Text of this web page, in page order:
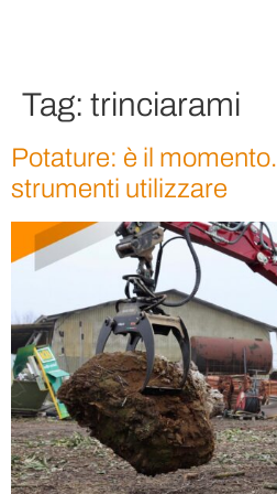
Tag:trinciarami
Potature: è il
strumenti utilizzare